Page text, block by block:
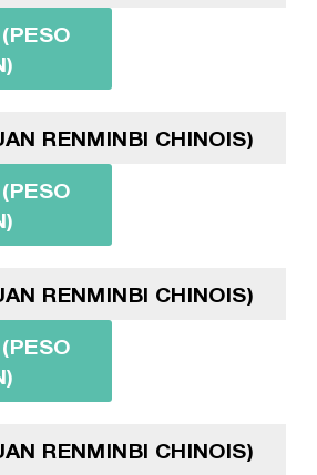
RENMINBI CHINOIS)
RENMINBI CHINOIS)
RENMINBI CHINOIS)